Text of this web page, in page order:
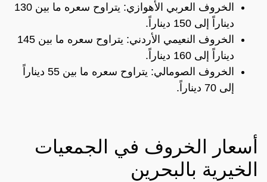
الخروف العربي الأهوازي: يتراوح سعره ما بين 130
ديناراً إلى 150 ديناراً.
الخروف النعيمي الأردني: يتراوح سعره ما بين 145
ديناراً إلى 160 ديناراً.
الخروف الصومالي: يتراوح سعره ما بين 55 ديناراً
إلى 70 ديناراً.
أسعار الخروف في الجمعيات
الخيرية بالبحرين